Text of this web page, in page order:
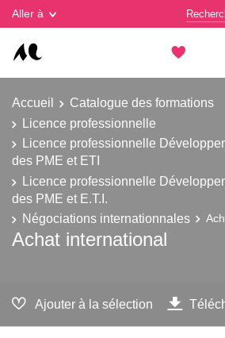
Aller à
Accueil
Catalogue des formations
Licence professionnelle
Licence professionnelle
des PME et ETI
Licence professionnelle
des PME et E.T.I.
Négociations internationnales
Achat international
Ajouter à la sélection
Gestion des cookies